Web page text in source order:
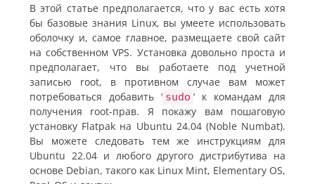
В этой статье предполагается, что у вас есть хотя
бы базовые знания Linux, вы умеете использовать
оболочку и, самое главное, размещаете свой сайт
на собственном VPS. Установка довольно проста и
предполагает, что вы работаете под учетной
записью root, в противном случае вам может
потребоваться добавить ‘ sudo ‘ к командам для
получения root-прав. Я покажу вам пошаговую
установку Flatpak на Ubuntu 24.04 (Noble Numbat).
Вы можете следовать тем же инструкциям для
Ubuntu 22.04 и любого другого дистрибутива на
основе Debian, такого как Linux Mint, Elementary OS,